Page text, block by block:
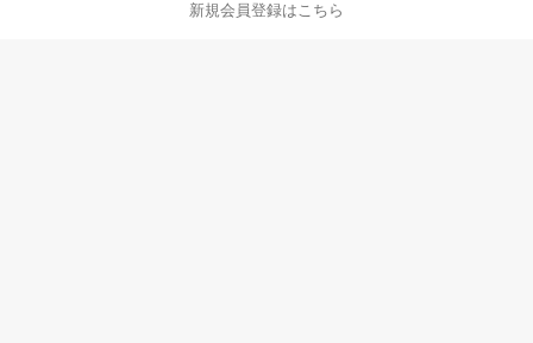
新規会員登録はこちら